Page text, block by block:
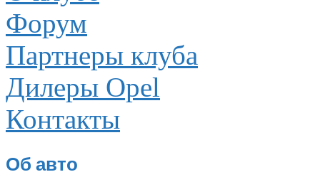
Форум
Партнеры клуба
Дилеры Opel
Контакты
Об авто